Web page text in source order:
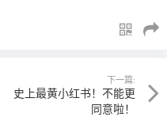
下一篇:
史上最黄小红书！不能更
同意啦！